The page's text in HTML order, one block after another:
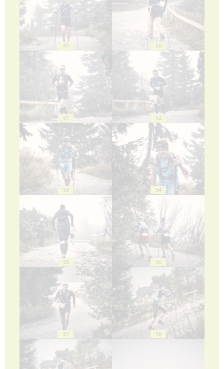
49 50
51 52
53 54
55 56
57 58